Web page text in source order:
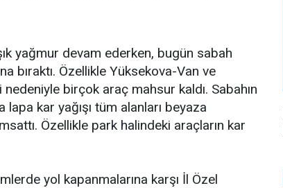
yağmur devam ederken, bugün sabah
bıraktı. Özellikle Yüksekova-Van ve
birçok araç mahsur kaldı. Sabahın
lapa kar yağışı tüm alanları beyaza
Özellikle park halindeki araçların kar
yol kapanmalarına karşı İl Özel